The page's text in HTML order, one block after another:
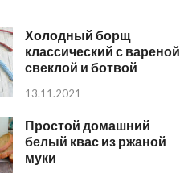
Холодный борщ
классический с вареной
свеклой и ботвой
13.11.2021
Простой домашний
белый квас из ржаной
муки